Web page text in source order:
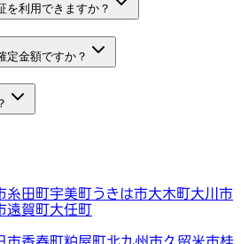
を利用できますか？
定金額ですか？
糸田町宇美町うきは市大木町大川市
遠賀町大任町